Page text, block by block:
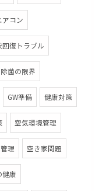
アコン
回復トラブル
除菌の限界
GW準備 健康対策
空気環境管理
理 空き家問題
健康